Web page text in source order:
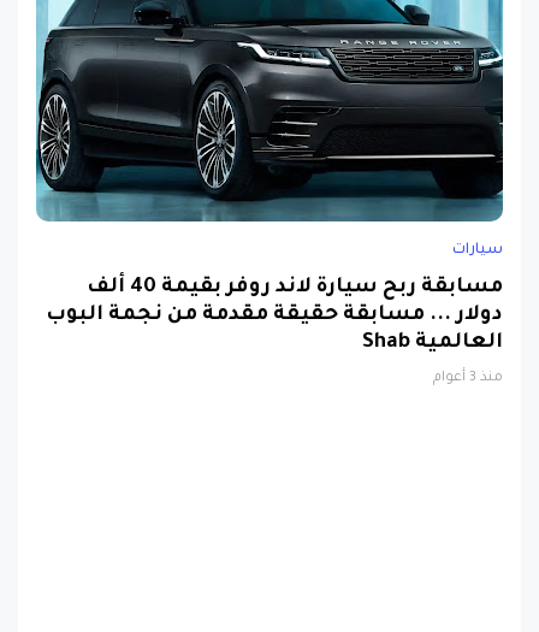
سيارات
مسابقة ربح سيارة لاند روفر بقيمة 40 ألف
دولار ... مسابقة حقيقة مقدمة من نجمة البوب
العالمية Shab
منذ 3 أعوام